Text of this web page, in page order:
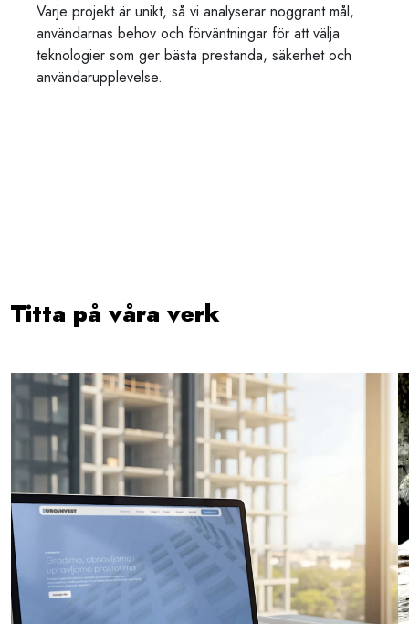
Varje projekt är unikt, så vi analyserar noggrant mål,
användarnas behov och förväntningar för att välja
teknologier som ger bästa prestanda, säkerhet och
användarupplevelse.
Titta på våra verk